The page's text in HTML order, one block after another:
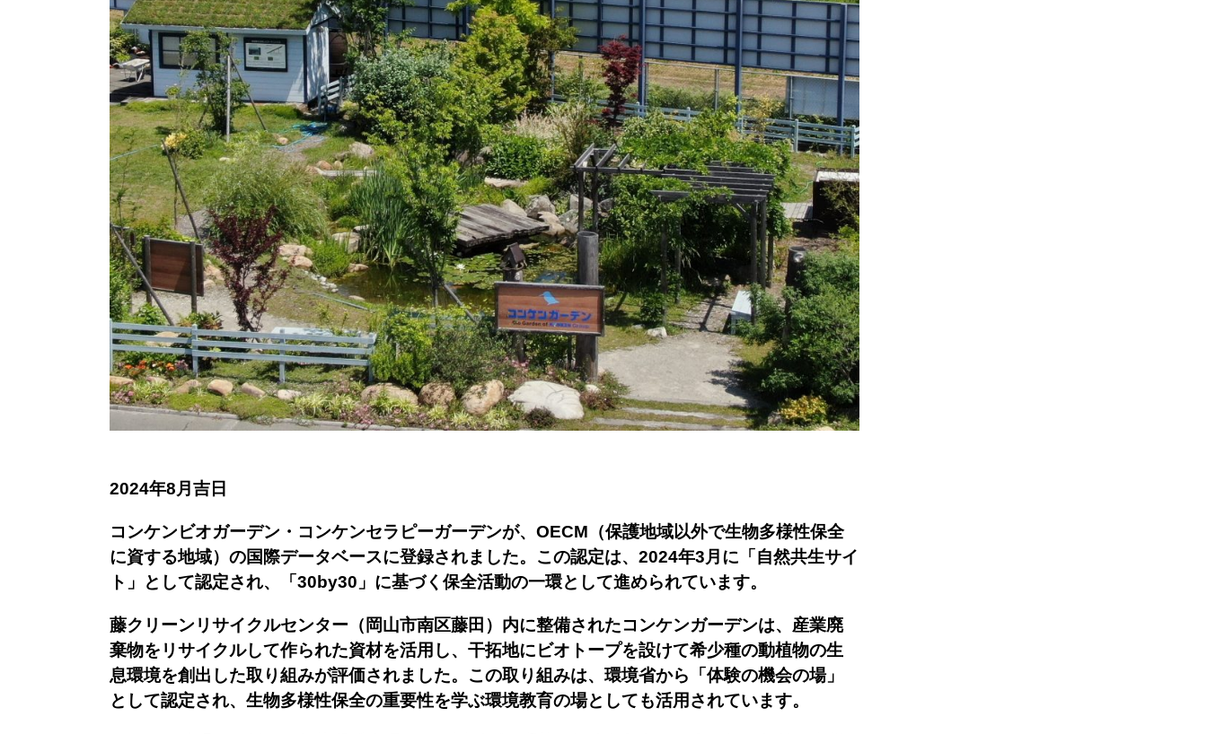
2024年8月吉日
コンケンビオガーデン・コンケンセラピーガーデンが、OECM（保護地域以外で生物多様性保全
に資する地域）の国際データベースに登録されました。この認定は、2024年3月に「自然共生サイ
ト」として認定され、「30by30」に基づく保全活動の一環として進められています。
藤クリーンリサイクルセンター（岡山市南区藤田）内に整備されたコンケンガーデンは、産業廃
棄物をリサイクルして作られた資材を活用し、干拓地にビオトープを設けて希少種の動植物の生
息環境を創出した取り組みが評価されました。この取り組みは、環境省から「体験の機会の場」
として認定され、生物多様性保全の重要性を学ぶ環境教育の場としても活用されています。